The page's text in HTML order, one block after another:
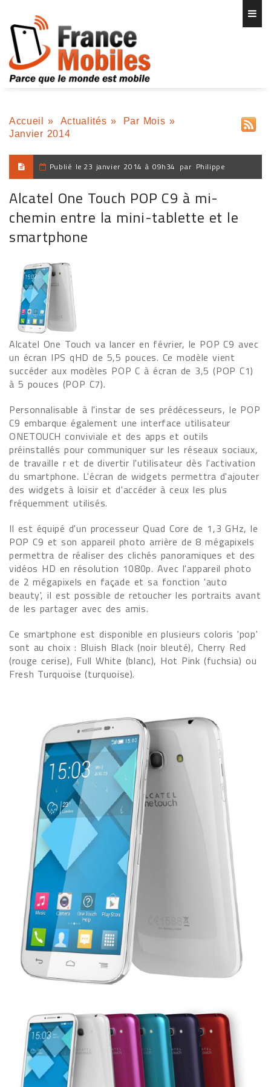
Accueil » Actualités » Par Mois »
Janvier 2014
Publié le 23 janvier 2014 à 09h34 par Philippe
Alcatel One Touch POP C9 à mi-
chemin entre la mini-tablette et le
smartphone
Alcatel One Touch va lancer en février, le POP C9 avec
un écran IPS qHD de 5,5 pouces. Ce modèle vient
succéder aux modèles POP C à écran de 3,5 (POP C1)
à 5 pouces (POP C7).
Personnalisable à l'instar de ses prédécesseurs, le POP
C9 embarque également une interface utilisateur
ONETOUCH conviviale et des apps et outils
préinstallés pour communiquer sur les réseaux sociaux,
de travaille r et de divertir l'utilisateur dès l'activation
du smartphone. L'écran de widgets permettra d'ajouter
des widgets à loisir et d'accéder à ceux les plus
fréquemment utilisés.
Il est équipé d'un processeur Quad Core de 1,3 GHz, le
POP C9 et son appareil photo arrière de 8 mégapixels
permettra de réaliser des clichés panoramiques et des
vidéos HD en résolution 1080p. Avec l'appareil photo
de 2 mégapixels en façade et sa fonction 'auto
beauty', il est possible de retoucher les portraits avant
de les partager avec des amis.
Ce smartphone est disponible en plusieurs coloris 'pop'
sont au choix : Bluish Black (noir bleuté), Cherry Red
(rouge cerise), Full White (blanc), Hot Pink (fuchsia) ou
Fresh Turquoise (turquoise).